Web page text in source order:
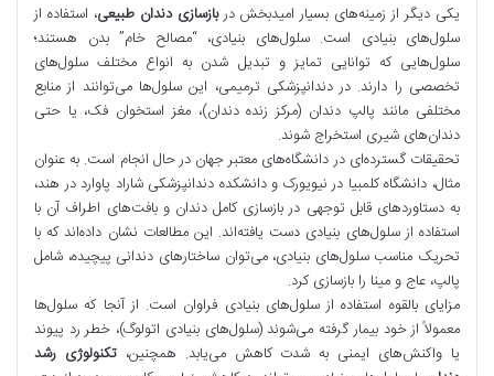
یکی دیگر از زمینه‌های بسیار امیدبخش در بازسازی دندان طبیعی، استفاده از
سلول‌های بنیادی است. سلول‌های بنیادی، “مصالح خام” بدن هستند؛
سلول‌هایی که توانایی تمایز و تبدیل شدن به انواع مختلف سلول‌های
تخصصی را دارند. در دندانپزشکی ترمیمی، این سلول‌ها می‌توانند از منابع
مختلفی مانند پالپ دندان (مرکز زنده دندان)، مغز استخوان فک، یا حتی
دندان‌های شیری استخراج شوند.
تحقیقات گسترده‌ای در دانشگاه‌های معتبر جهان در حال انجام است. به عنوان
مثال، دانشگاه کلمبیا در نیویورک و دانشکده دندانپزشکی شاراد پاوارد در هند،
به دستاوردهای قابل توجهی در بازسازی کامل دندان و بافت‌های اطراف آن با
استفاده از سلول‌های بنیادی دست یافته‌اند. این مطالعات نشان داده‌اند که با
تحریک مناسب سلول‌های بنیادی، می‌توان ساختارهای دندانی پیچیده، شامل
پالپ، عاج و مینا را بازسازی کرد.
مزایای بالقوه استفاده از سلول‌های بنیادی فراوان است. از آنجا که سلول‌ها
معمولاً از خود بیمار گرفته می‌شوند (سلول‌های بنیادی اتولوگ)، خطر رد پیوند
یا واکنش‌های ایمنی به شدت کاهش می‌یابد. همچنین، تکنولوژی رشد